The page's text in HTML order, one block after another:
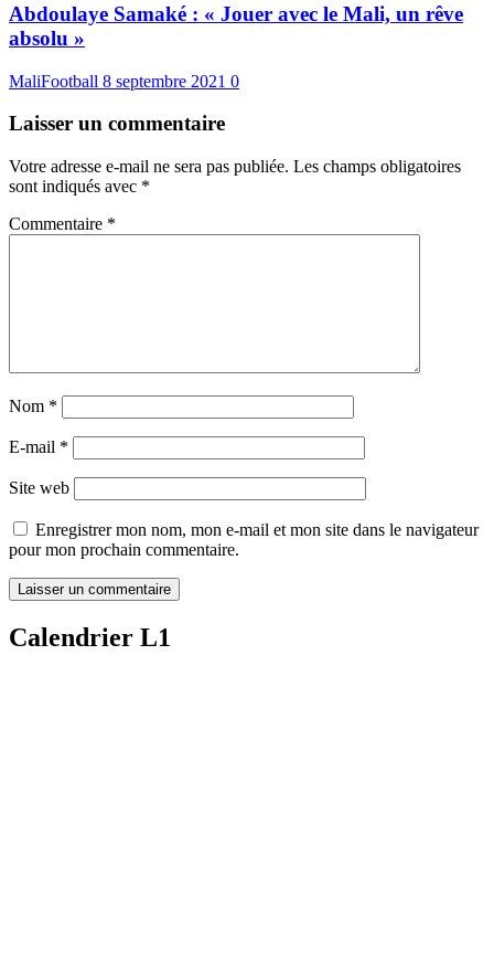
Abdoulaye Samaké : « Jouer avec le Mali, un rêve
absolu »
MaliFootball 8 septembre 2021 0
Laisser un commentaire
Votre adresse e-mail ne sera pas publiée. Les champs obligatoires
sont indiqués avec *
Commentaire *
Nom *
E-mail *
Site web
Enregistrer mon nom, mon e-mail et mon site dans le navigateur
pour mon prochain commentaire.
Calendrier L1